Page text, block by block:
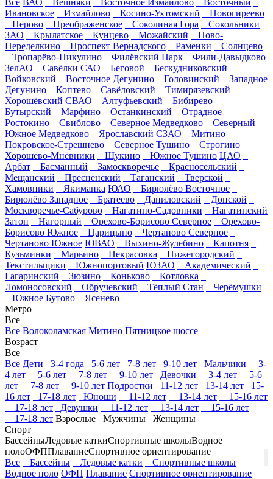
Все ВАО Вешняки Восточное Измайлово
Восточный
Ивановское
Измайлово Косино-Ухтомский
Новогиреево
Перово
Преображенское Соколиная Гора
Сокольники
ЗАО
Крылатское Кунцево Можайский
Ново-
Переделкино
Проспект Вернадского Раменки
Солнцево
Тропарёво-Никулино
Филёвский Парк
Фили-Давыдково
ЗелАО
Савёлки САО Беговой
Бескудниковский
Войковский
Восточное Дегунино Головинский
Западное
Дегунино
Коптево Савёловский
Тимирязевский
Хорошёвский СВАО Алтуфьевский
Бибирево
Бутырский
Марфино Останкинский
Отрадное
Ростокино
Свиблово Северное Медведково
Северный
Южное Медведково
Ярославский СЗАО
Митино
Покровское-Стрешнево
Северное Тушино
Строгино
Хорошёво-Мнёвники
Щукино Южное Тушино ЦАО
Арбат
Басманный Замоскворечье
Красносельский
Мещанский
Пресненский Таганский
Тверской
Хамовники
Якиманка ЮАО
Бирюлёво Восточное
Бирюлёво Западное
Братеево Даниловский
Донской
Москворечье-Сабурово
Нагатино-Садовники
Нагатинский
Затон
Нагорный Орехово-Борисово Северное
Орехово-
Борисово Южное
Царицыно
Чертаново Северное
Чертаново Южное ЮВАО Выхино-Жулебино
Капотня
Кузьминки
Марьино Некрасовка
Нижегородский
Текстильщики
Южнопортовый ЮЗАО
Академический
Гагаринский
Зюзино Коньково
Котловка
Ломоносовский
Обручевский Тёплый Стан
Черёмушки
Южное Бутово
Ясенево
Метро
Все
Все Волоколамская Митино Пятницкое шоссе
Возраст
Все
Все Дети 3-4 года 5-6 лет 7-8 лет 9-10 лет Мальчики
3-
4 лет
5-6 лет 7-8 лет 9-10 лет Девочки 3-4 лет
5-6
лет
7-8 лет 9-10 лет Подростки 11-12 лет 13-14 лет
15-
16 лет
17-18 лет Юноши 11-12 лет 13-14 лет
15-16 лет
17-18 лет
Девушки 11-12 лет 13-14 лет
15-16 лет
17-18 лет Взрослые Мужчины Женщины
Спорт
БассейныЛедовые каткиСпортивные школыВодное
полоОФППлаваниеСпортивное ориентирование
Все
Бассейны Ледовые катки
Спортивные школы
Водное поло ОФП Плавание Спортивное ориентирование